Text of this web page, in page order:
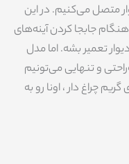
متصل می‌کنیم. در این
جابجا کردن آینه‌های
تعمیر بشه. اما مدل
و تنهایی می‌تونیم
چراغ دار ، اونا رو به